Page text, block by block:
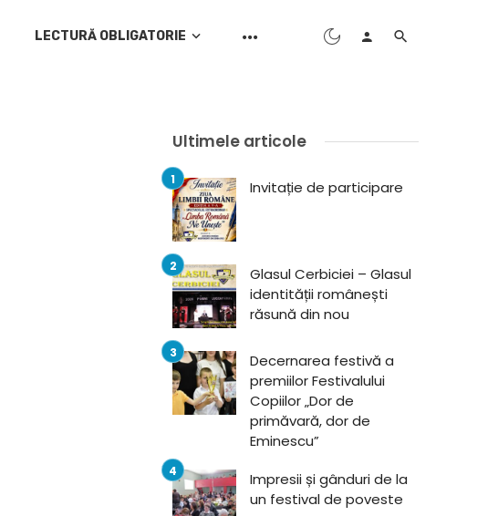
LECTURĂ OBLIGATORIE
Ultimele articole
Invitație de participare
Glasul Cerbiciei – Glasul
identității românești
răsună din nou
Decernarea festivă a
premiilor Festivalului
Copiilor „Dor de
primăvară, dor de
Eminescu”
Impresii și gânduri de la
un festival de poveste